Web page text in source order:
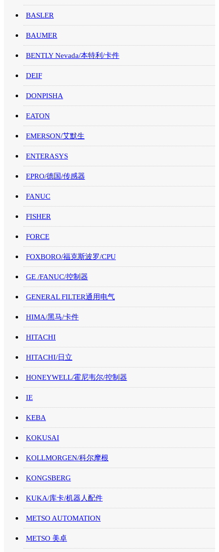
BASLER
BAUMER
BENTLY Nevada/本特利/卡件
DEIF
DONPISHA
EATON
EMERSON/艾默生
ENTERASYS
EPRO/德国/传感器
FANUC
FISHER
FORCE
FOXBORO/福克斯波罗/CPU
GE /FANUC/控制器
GENERAL FILTER通用电气
HIMA/黑马/卡件
HITACHI
HITACHI/日立
HONEYWELL/霍尼韦尔/控制器
IE
KEBA
KOKUSAI
KOLLMORGEN/科尔摩根
KONGSBERG
KUKA/库卡/机器人配件
METSO AUTOMATION
METSO 美卓